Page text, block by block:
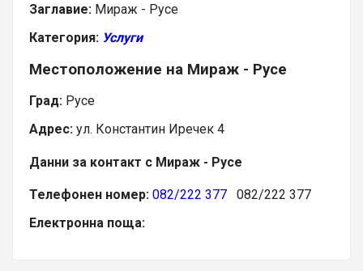
Заглавие: Мираж - Русе
Категория: Услуги
Местоположение на Мираж - Русе
Град: Русе
Адрес: ул. Константин Иречек 4
Данни за контакт с Мираж - Русе
Телефонен номер: 082/222 377 082/222 377
Електронна поща: